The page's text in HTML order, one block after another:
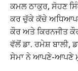
ਕਮਲ ਠਾਕੁਰ, ਸੋਹਣ
ਕਰ ਚੁੱਕੇ ਕੱਚੇ
ਕੌਰ ਅਤੇ ਕਿਰਨਜੀਤ
ਵੱਲੋਂ ਡਾ. ਰਮੇਸ਼ ਬਾਲੀ,
ਸੇਮਾ ਨੇ ਆਪਣੇ-ਆਪਣੇ